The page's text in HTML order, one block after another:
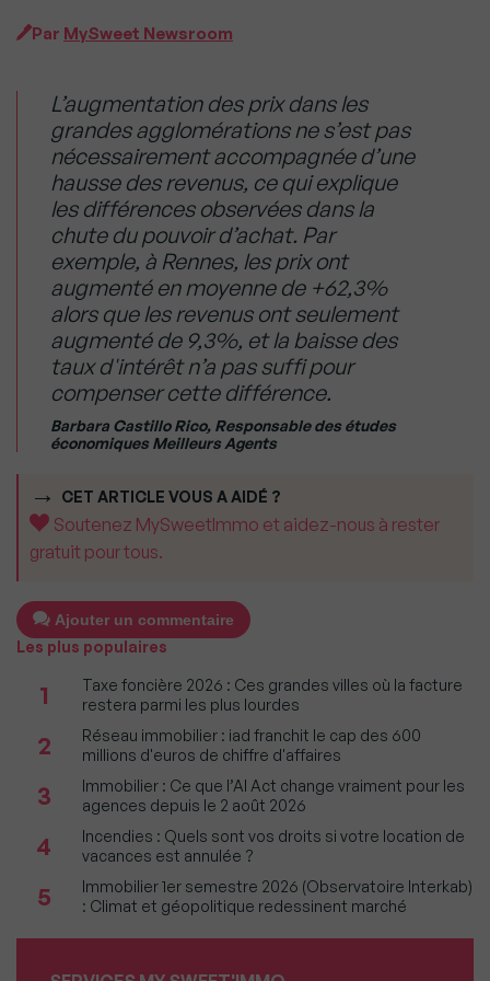
Par MySweet Newsroom
L’augmentation des prix dans les
grandes agglomérations ne s’est pas
nécessairement accompagnée d’une
hausse des revenus, ce qui explique
les différences observées dans la
chute du pouvoir d’achat. Par
exemple, à Rennes, les prix ont
augmenté en moyenne de +62,3%
alors que les revenus ont seulement
augmenté de 9,3%, et la baisse des
taux d'intérêt n’a pas suffi pour
compenser cette différence.
Barbara Castillo Rico, Responsable des études
économiques Meilleurs Agents
CET ARTICLE VOUS A AIDÉ ?
Soutenez MySweetImmo et aidez-nous à rester
gratuit pour tous.
Ajouter un commentaire
Les plus populaires
1
Taxe foncière 2026 : Ces grandes villes où la facture
restera parmi les plus lourdes
2
Réseau immobilier : iad franchit le cap des 600
millions d'euros de chiffre d'affaires
3
Immobilier : Ce que l’AI Act change vraiment pour les
agences depuis le 2 août 2026
4
Incendies : Quels sont vos droits si votre location de
vacances est annulée ?
5
Immobilier 1er semestre 2026 (Observatoire Interkab)
: Climat et géopolitique redessinent marché